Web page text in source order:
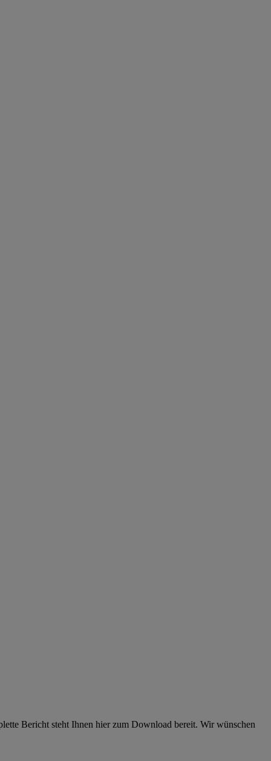
Bericht steht Ihnen hier zum Download bereit. Wir wünschen